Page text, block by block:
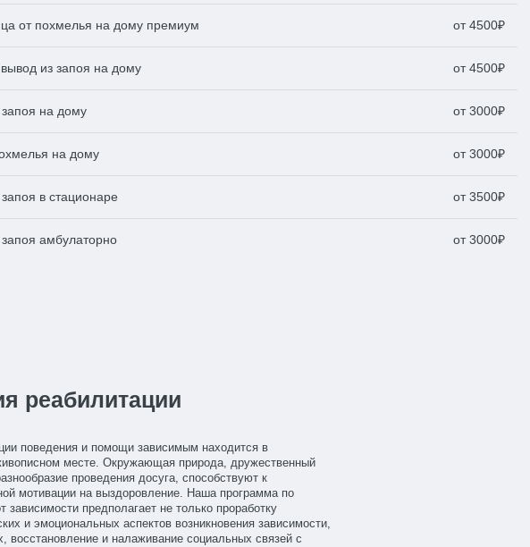
от похмелья на дому премиум от 4500₽
из запоя на дому от 4500₽
на дому от 3000₽
на дому от 3000₽
в стационаре от 3500₽
амбулаторно от 3000₽
реабилитации
поведения и помощи зависимым находится в
месте. Окружающая природа, дружественный
проведения досуга, способствуют к
мотивации на выздоровление. Наша программа по
зависимости предполагает не только проработку
и эмоциональных аспектов возникновения зависимости,
восстановление и налаживание социальных связей с